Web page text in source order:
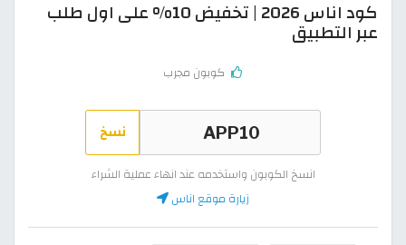
كود اناس 2026 | تخفيض 10% على اول طلب
عبر التطبيق
كوبون مجرب
نسخ
انسخ الكوبون واستخدمه عند انهاء عملية الشراء
زيارة موقع اناس